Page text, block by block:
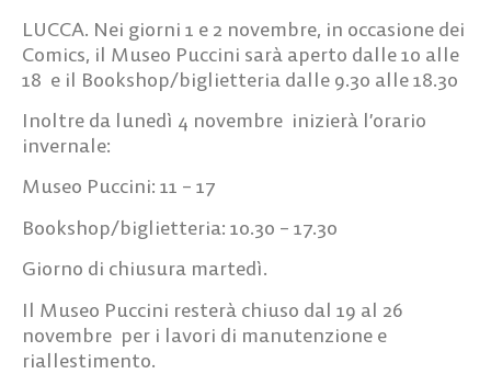
LUCCA. Nei giorni 1 e 2 novembre, in occasione dei
Comics, il Museo Puccini sarà aperto dalle 10 alle
18 e il Bookshop/biglietteria dalle 9.30 alle 18.30
Inoltre da lunedì 4 novembre inizierà l’orario
invernale:
Museo Puccini: 11 – 17
Bookshop/biglietteria: 10.30 – 17.30
Giorno di chiusura martedì.
Il Museo Puccini resterà chiuso dal 19 al 26
novembre per i lavori di manutenzione e
riallestimento.